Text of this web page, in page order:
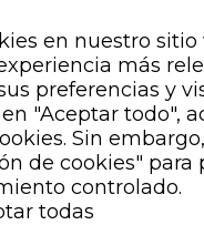
en nuestro sitio
más
preferencias y
"Aceptar todo",
Sin
de cookies" para
controlado.
todas